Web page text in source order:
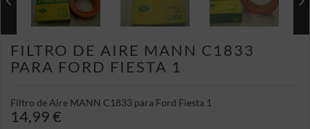
FILTRO DE AIRE MANN C1833
PARA FORD FIESTA 1
Filtro de Aire MANN C1833 para Ford Fiesta 1
14,99 €